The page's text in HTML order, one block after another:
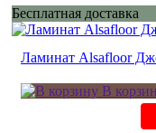
Бесплатная доставка
Ламинат Alsafloor
В